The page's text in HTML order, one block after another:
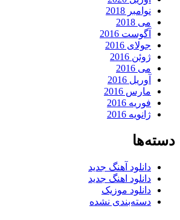
نوامبر 2018
می 2018
آگوست 2016
جولای 2016
ژوئن 2016
می 2016
آوریل 2016
مارس 2016
فوریه 2016
ژانویه 2016
دسته‌ها
دانلود آهنگ جدید
دانلود اهنگ جدید
دانلود موزیک
دسته‌بندی نشده